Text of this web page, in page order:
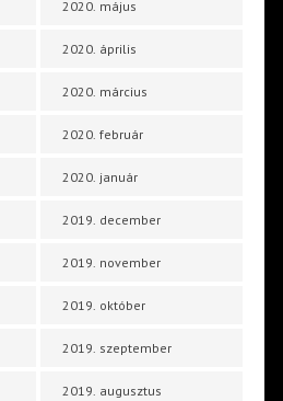
2020. május
2020. április
2020. március
2020. február
2020. január
2019. december
2019. november
2019. október
2019. szeptember
2019. augusztus